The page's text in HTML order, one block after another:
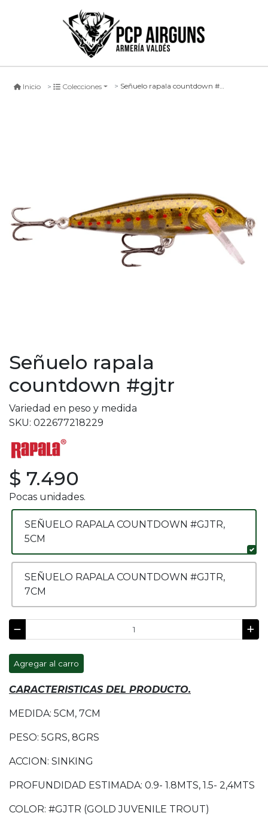
Inicio Colecciones Señuelo rapala countdown #gjtr
Señuelo rapala
countdown #gjtr
Variedad en peso y medida
SKU: 022677218229
$ 7.490
Pocas unidades.
SEÑUELO RAPALA COUNTDOWN #GJTR,
5CM
SEÑUELO RAPALA COUNTDOWN #GJTR,
7CM
Agregar al carro
CARACTERISTICAS DEL PRODUCTO.
MEDIDA: 5CM, 7CM
PESO: 5GRS, 8GRS
ACCION: SINKING
PROFUNDIDAD ESTIMADA: 0.9- 1.8MTS, 1.5- 2,4MTS
COLOR: #GJTR (GOLD JUVENILE TROUT)